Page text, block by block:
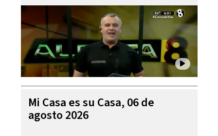
Mi Casa es su Casa, 06 de
agosto 2026